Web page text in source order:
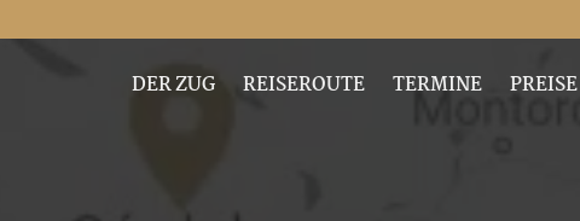
DER ZUG REISEROUTE TERMINE PREISE